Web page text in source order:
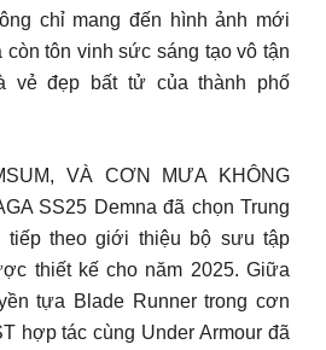
chỉ mang đến hình ảnh mới
tôn vinh sức sáng tạo vô tận
vẻ đẹp bất tử của thành phố
VÀ CƠN MƯA KHÔNG
SS25 Demna đã chọn Trung
tiếp theo giới thiệu bộ sưu tập
thiết kế cho năm 2025. Giữa
tựa Blade Runner trong cơn
hợp tác cùng Under Armour đã